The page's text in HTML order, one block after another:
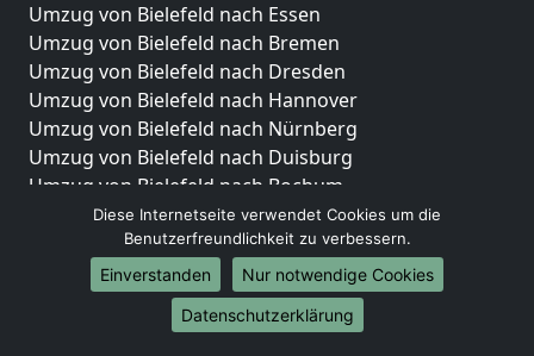
Umzug von Bielefeld nach Essen
Umzug von Bielefeld nach Bremen
Umzug von Bielefeld nach Dresden
Umzug von Bielefeld nach Hannover
Umzug von Bielefeld nach Nürnberg
Umzug von Bielefeld nach Duisburg
Umzug von Bielefeld nach Bochum
Umzug von Bielefeld nach Wuppertal
Umzug von Bielefeld nach Bielefeld
Umzug von Bielefeld nach Bonn
Umzug von Bielefeld nach Münster
Diese Internetseite verwendet Cookies um die
Benutzerfreundlichkeit zu verbessern.
Einverstanden
Nur notwendige Cookies
Datenschutzerklärung